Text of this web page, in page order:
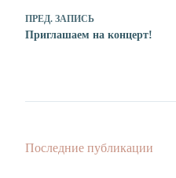
ПРЕД. ЗАПИСЬ
Приглашаем на концерт!
Последние публикации